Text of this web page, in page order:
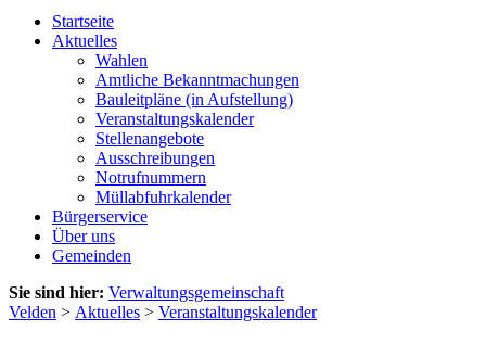
Startseite
Aktuelles
Wahlen
Amtliche Bekanntmachungen
Bauleitpläne (in Aufstellung)
Veranstaltungskalender
Stellenangebote
Ausschreibungen
Notrufnummern
Müllabfuhrkalender
Bürgerservice
Über uns
Gemeinden
Sie sind hier: Verwaltungsgemeinschaft
Velden > Aktuelles > Veranstaltungskalender